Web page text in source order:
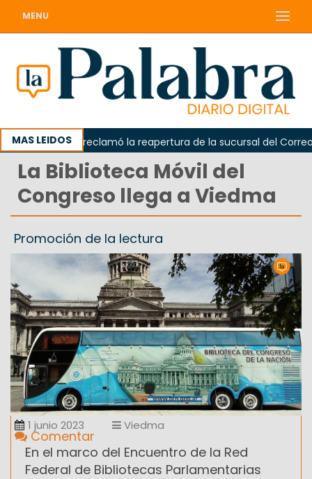
MENU
MAS LEIDOS
Odarda reclamó la reapertura de la sucursal del Correo
La Biblioteca Móvil del
Congreso llega a Viedma
Promoción de la lectura
1 junio 2023 Viedma
Comentar
En el marco del Encuentro de la Red
Federal de Bibliotecas Parlamentarias